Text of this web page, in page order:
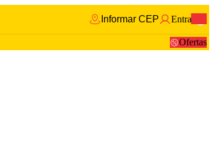
Informar CEP Entrar
Ofertas